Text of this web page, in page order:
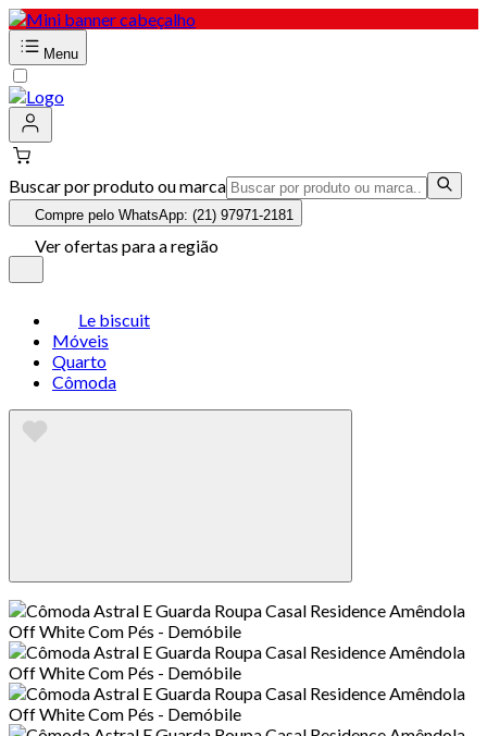
Menu
Buscar por produto ou marca
Compre pelo WhatsApp: (21) 97971-2181
Ver ofertas para a região
Le biscuit
Móveis
Quarto
Cômoda